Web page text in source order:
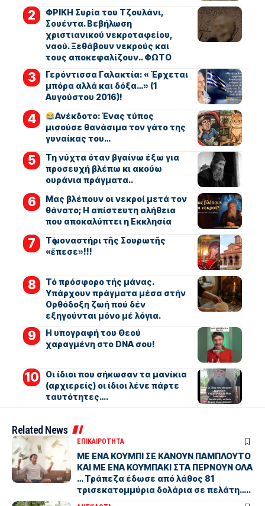
ΦΡΙΚΗ Συρία του Τζουλάνι,
Σουέντα. Βεβήλωση
χριστιανικού νεκροταφείου,
ναού. Ξεθάβουν νεκρούς και
τους αποκεφαλίζουν.. ΦΩΤΟ
Γερόντισσα Γαλακτία: « Έρχεται
μπόρα αλλά και δόξα…» (1
Αυγούστου 2016)!
Ανέκδοτο: Ένας τύπος
μισούσε θανάσιμα τον γάτο της
γυναίκας του…
Τη νύχτα όταν βγαίνω έξω για
προσευχή βλέπω κι ακούω
ουράνια πράγματα..
Μας βλέπουν οι νεκροί μετά τον
θάνατο; Η απίστευτη αλήθεια
που αποκαλύπτει η Εκκλησία
Τὸ μοναστήρι τῆς Σουρωτῆς
«ἔπεσε»!!!
Τό πρόσφορο τής μάνας.
Υπάρχουν πράγματα μέσα στήν
Ορθόδοξη ζωή πού δέν
εξηγούνται μόνο μέ λόγια.
Η υπογραφή του Θεού
χαραγμένη στο DNA σου!
Οι ίδιοι που σήκωσαν τα μανίκια
(αρχιερείς) οι ίδιοι λένε πάρτε
ταυτότητες….
Related News
ΕΠΙΚΑΙΡΟΤΗΤΑ
ΜΕ ΕΝΑ ΚΟΥΜΠΙ ΣΕ ΚΑΝΟΥΝ ΠΑΜΠΛΟΥΤΟ
ΚΑΙ ΜΕ ΕΝΑ ΚΟΥΜΠΑΚΙ ΣΤΑ ΠΕΡΝΟΥΝ ΟΛΑ
… Τράπεζα έδωσε από λάθος 81
τρισεκατομμύρια δολάρια σε πελάτη…..